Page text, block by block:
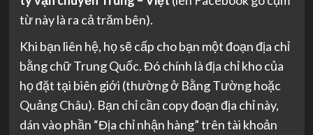
từ này là ra cả trăm bên).
Khi bạn liên hệ, họ sẽ cấp cho bạn một đoạn địa chỉ
bằng chữ Trung Quốc. Đó chính là địa chỉ kho của
họ đặt tại biên giới (thường ở Bằng Tường hoặc
Quảng Châu). Bạn chỉ cần copy đoạn địa chỉ này,
dán vào phần “Địa chỉ nhận hàng” trên tài khoản